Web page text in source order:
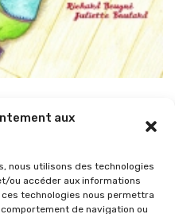
aux
nous utilisons des technologies
ou accéder aux informations
technologies nous permettra
de navigation ou